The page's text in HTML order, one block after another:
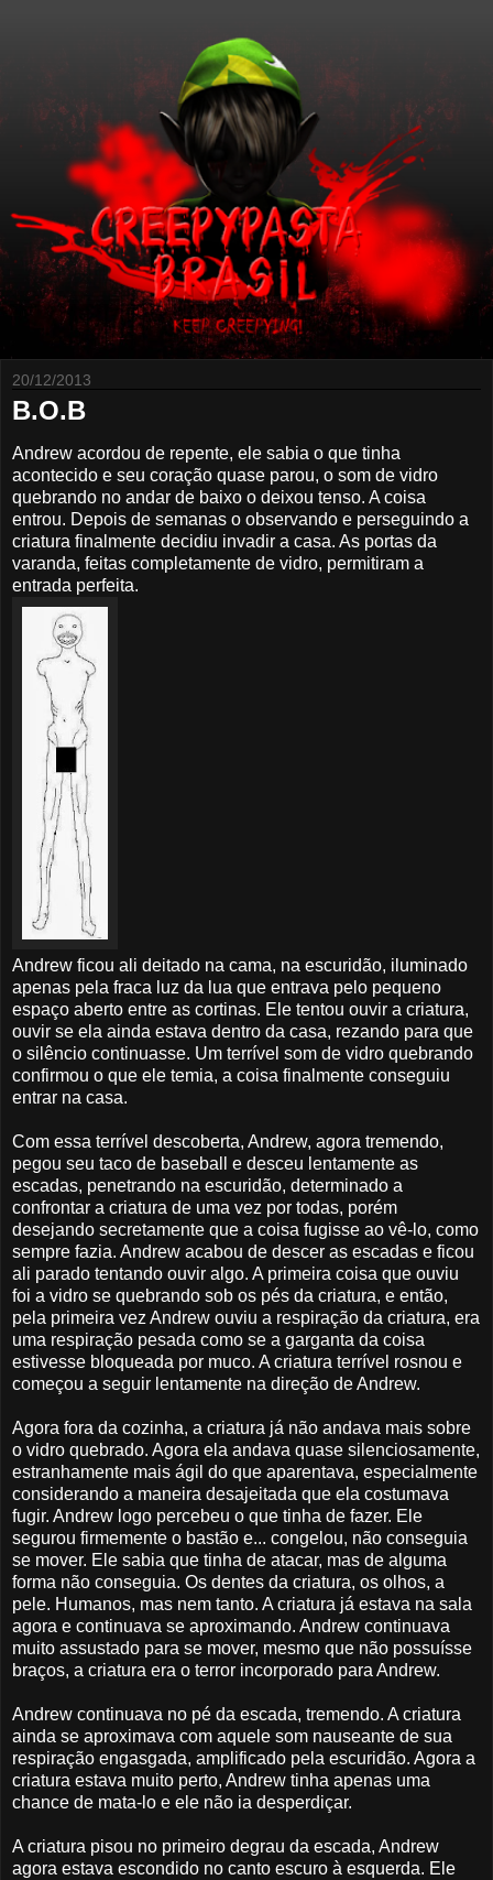
20/12/2013
B.O.B
Andrew acordou de repente, ele sabia o que tinha
acontecido e seu coração quase parou, o som de vidro
quebrando no andar de baixo o deixou tenso. A coisa
entrou. Depois de semanas o observando e perseguindo a
criatura finalmente decidiu invadir a casa. As portas da
varanda, feitas completamente de vidro, permitiram a
entrada perfeita.
Andrew ficou ali deitado na cama, na escuridão, iluminado
apenas pela fraca luz da lua que entrava pelo pequeno
espaço aberto entre as cortinas. Ele tentou ouvir a criatura,
ouvir se ela ainda estava dentro da casa, rezando para que
o silêncio continuasse. Um terrível som de vidro quebrando
confirmou o que ele temia, a coisa finalmente conseguiu
entrar na casa.
Com essa terrível descoberta, Andrew, agora tremendo,
pegou seu taco de baseball e desceu lentamente as
escadas, penetrando na escuridão, determinado a
confrontar a criatura de uma vez por todas, porém
desejando secretamente que a coisa fugisse ao vê-lo, como
sempre fazia. Andrew acabou de descer as escadas e ficou
ali parado tentando ouvir algo. A primeira coisa que ouviu
foi a vidro se quebrando sob os pés da criatura, e então,
pela primeira vez Andrew ouviu a respiração da criatura, era
uma respiração pesada como se a garganta da coisa
estivesse bloqueada por muco. A criatura terrível rosnou e
começou a seguir lentamente na direção de Andrew.
Agora fora da cozinha, a criatura já não andava mais sobre
o vidro quebrado. Agora ela andava quase silenciosamente,
estranhamente mais ágil do que aparentava, especialmente
considerando a maneira desajeitada que ela costumava
fugir. Andrew logo percebeu o que tinha de fazer. Ele
segurou firmemente o bastão e... congelou, não conseguia
se mover. Ele sabia que tinha de atacar, mas de alguma
forma não conseguia. Os dentes da criatura, os olhos, a
pele. Humanos, mas nem tanto. A criatura já estava na sala
agora e continuava se aproximando. Andrew continuava
muito assustado para se mover, mesmo que não possuísse
braços, a criatura era o terror incorporado para Andrew.
Andrew continuava no pé da escada, tremendo. A criatura
ainda se aproximava com aquele som nauseante de sua
respiração engasgada, amplificado pela escuridão. Agora a
criatura estava muito perto, Andrew tinha apenas uma
chance de mata-lo e ele não ia desperdiçar.
A criatura pisou no primeiro degrau da escada, Andrew
agora estava escondido no canto escuro à esquerda. Ele